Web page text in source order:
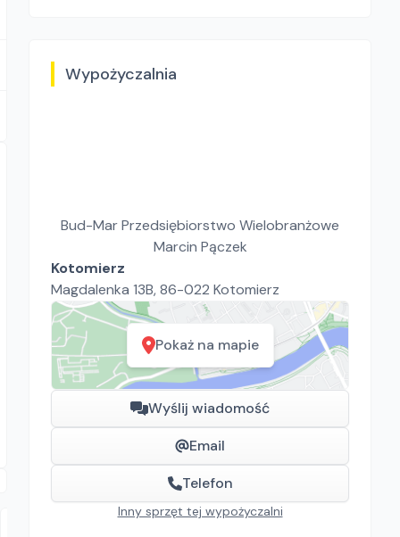
Wypożyczalnia
Bud-Mar Przedsiębiorstwo Wielobranżowe
Marcin Pączek
Kotomierz
Magdalenka 13B, 86-022 Kotomierz
Pokaż na mapie
Wyślij wiadomość
Email
Telefon
Inny sprzęt tej wypożyczalni